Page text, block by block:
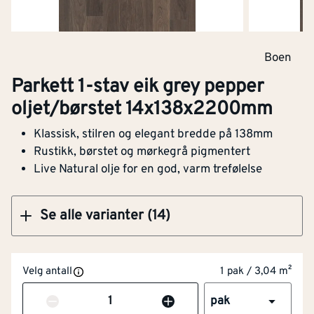
Boen
Parkett 1-stav eik grey pepper
oljet/børstet 14x138x2200mm
Klassisk, stilren og elegant bredde på 138mm
Rustikk, børstet og mørkegrå pigmentert
Live Natural olje for en god, varm trefølelse
Se alle varianter (14)
Kjøp
Velg antall 1 pak / 3,04 m²
Antall pak
Bredde [mm] 138
Tykkelse [mm] 14
Lengde (mm) [mm] 2200
Tykkelse slitesjikt [mm] 3.5